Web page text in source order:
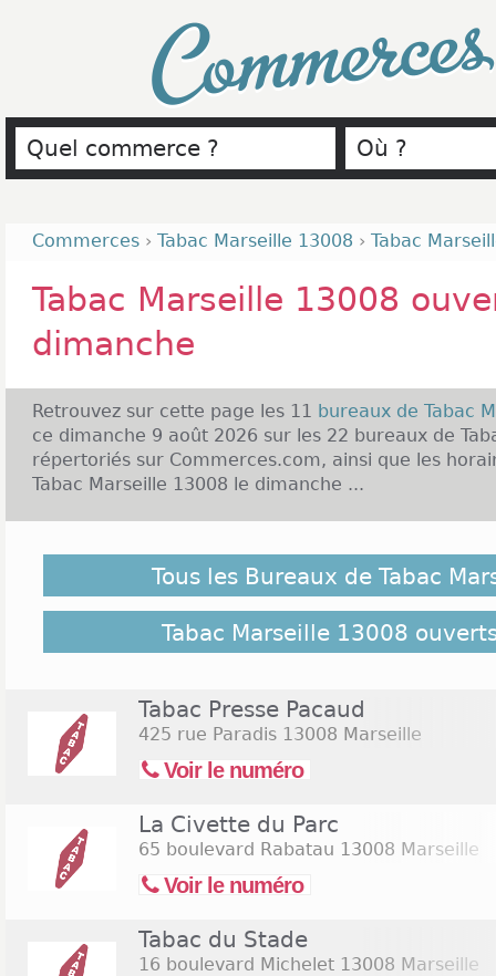
Commerces › Tabac Marseille 13008 › Tabac
Tabac Marseille 13008
dimanche
Retrouvez sur cette page les 11 bureaux de Tabac
ce dimanche 9 août 2026 sur les 22 bureaux de
répertoriés sur Commerces.com, ainsi que les
Tabac Marseille 13008 le dimanche ...
Marseille est le rendez-vous des acheteurs du
ouverts le dimanche dans l'agglomération. Choix
conviviale, services de qualité, tout vous laisse
censé être chômé. Profitez de votre shopping
remplacer votre vieille pipe. Qui sait si en
pourrez obtenir une réduction ? Cliquez sur le
bureaux de Tabac Marseille 13008 ouverts le
Tous les Bureaux de Tabac
Tabac Marseille 13008
Tabac Presse Pacaud
425 rue Paradis 13008 Marseille
Voir le numéro
La Civette du Parc
65 boulevard Rabatau 13008 Marseille
Voir le numéro
Tabac du Stade
16 boulevard Michelet 13008 Marseille